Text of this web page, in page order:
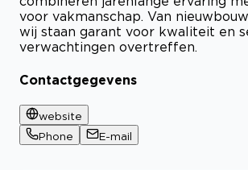
voor vakmanschap. Van
wij staan garant voor kwaliteit en
verwachtingen overtreffen.
Contactgegevens
website
Phone
E-mail